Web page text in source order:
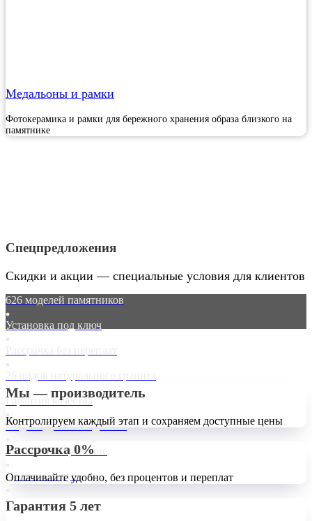
Медальоны и рамки
Фотокерамика и рамки для бережного хранения образа близкого на
памятнике
Спецпредложения
Скидки и акции — специальные условия для клиентов
626 моделей памятников
Установка под ключ
Гарантия качества
Индивидуальный дизайн
Бесплатное хранение
Доставка 0 руб.
Мы — производитель
Контролируем каждый этап и сохраняем доступные цены
Рассрочка 0%
Оплачивайте удобно, без процентов и переплат
Гарантия 5 лет